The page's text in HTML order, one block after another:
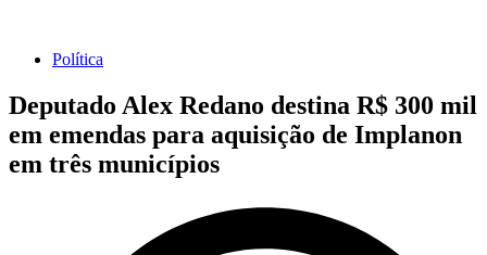
Política
Deputado Alex Redano destina R$ 300 mil
em emendas para aquisição de Implanon
em três municípios